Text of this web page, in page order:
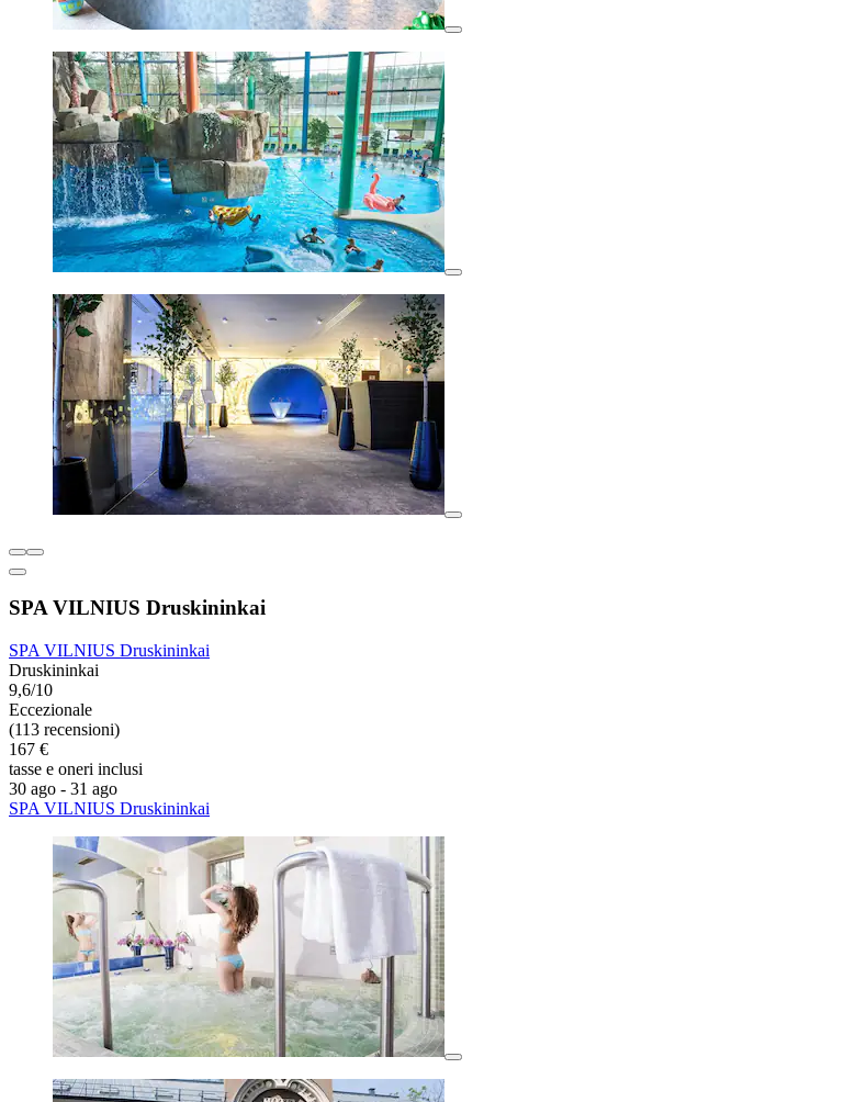
SPA VILNIUS Druskininkai
SPA VILNIUS Druskininkai
Druskininkai
9,6/10
Eccezionale
(113 recensioni)
167 €
tasse e oneri inclusi
30 ago - 31 ago
SPA VILNIUS Druskininkai